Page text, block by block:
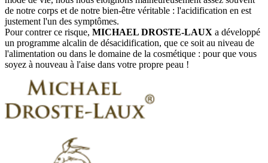
de notre corps et de notre bien-être véritable : l'acidification en est
justement l'un des symptômes.
Pour contrer ce risque, MICHAEL DROSTE-LAUX a développé
un programme alcalin de désacidification, que ce soit au niveau de
l'alimentation ou dans le domaine de la cosmétique : pour que vous
soyez à nouveau à l'aise dans votre propre peau !